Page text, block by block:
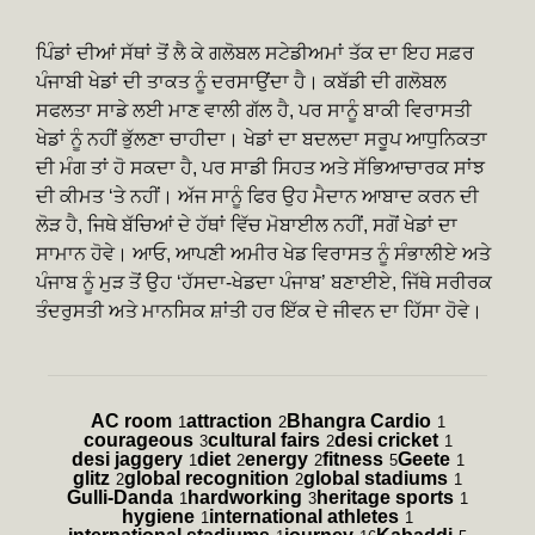
ਪਿੰਡਾਂ ਦੀਆਂ ਸੱਥਾਂ ਤੋਂ ਲੈ ਕੇ ਗਲੋਬਲ ਸਟੇਡੀਅਮਾਂ ਤੱਕ ਦਾ ਇਹ ਸਫ਼ਰ
ਪੰਜਾਬੀ ਖੇਡਾਂ ਦੀ ਤਾਕਤ ਨੂੰ ਦਰਸਾਉਂਦਾ ਹੈ। ਕਬੱਡੀ ਦੀ ਗਲੋਬਲ
ਸਫਲਤਾ ਸਾਡੇ ਲਈ ਮਾਣ ਵਾਲੀ ਗੱਲ ਹੈ, ਪਰ ਸਾਨੂੰ ਬਾਕੀ ਵਿਰਾਸਤੀ
ਖੇਡਾਂ ਨੂੰ ਨਹੀਂ ਭੁੱਲਣਾ ਚਾਹੀਦਾ। ਖੇਡਾਂ ਦਾ ਬਦਲਦਾ ਸਰੂਪ ਆਧੁਨਿਕਤਾ
ਦੀ ਮੰਗ ਤਾਂ ਹੋ ਸਕਦਾ ਹੈ, ਪਰ ਸਾਡੀ ਸਿਹਤ ਅਤੇ ਸੱਭਿਆਚਾਰਕ ਸਾਂਝ
ਦੀ ਕੀਮਤ ‘ਤੇ ਨਹੀਂ। ਅੱਜ ਸਾਨੂੰ ਫਿਰ ਉਹ ਮੈਦਾਨ ਆਬਾਦ ਕਰਨ ਦੀ
ਲੋੜ ਹੈ, ਜਿਥੇ ਬੱਚਿਆਂ ਦੇ ਹੱਥਾਂ ਵਿੱਚ ਮੋਬਾਈਲ ਨਹੀਂ, ਸਗੋਂ ਖੇਡਾਂ ਦਾ
ਸਾਮਾਨ ਹੋਵੇ। ਆਓ, ਆਪਣੀ ਅਮੀਰ ਖੇਡ ਵਿਰਾਸਤ ਨੂੰ ਸੰਭਾਲੀਏ ਅਤੇ
ਪੰਜਾਬ ਨੂੰ ਮੁੜ ਤੋਂ ਉਹ ‘ਹੱਸਦਾ-ਖੇਡਦਾ ਪੰਜਾਬ’ ਬਣਾਈਏ, ਜਿੱਥੇ ਸਰੀਰਕ
ਤੰਦਰੁਸਤੀ ਅਤੇ ਮਾਨਸਿਕ ਸ਼ਾਂਤੀ ਹਰ ਇੱਕ ਦੇ ਜੀਵਨ ਦਾ ਹਿੱਸਾ ਹੋਵੇ।
AC room 1attraction 2Bhangra Cardio 1
courageous 3cultural fairs 2desi cricket 1
desi jaggery 1diet 2energy 2fitness 5Geete 1
glitz 2global recognition 2global stadiums 1
Gulli-Danda 1 hardworking 3 heritage sports 1
hygiene 1international athletes 1